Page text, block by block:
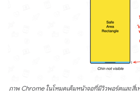
ภาพ Chrome ในโหมดเต็มหน้าจอที่มีวิวพอร์ตและ